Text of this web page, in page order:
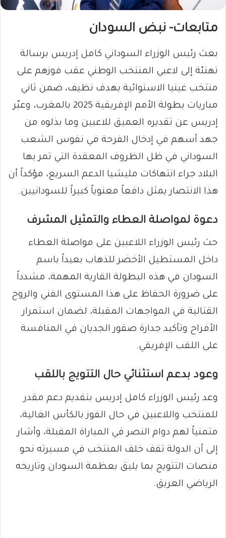
متابعات- نبض السودان
​بعث رئيس الوزراء السوداني كامل إدريس برسالة
تهنئة إلى لاعبي المنتخب الوطني عقب فوزهم على
منتخب غينيا الاستوائية بهدف نظيف، ضمن ثاني
مباريات بطولة الأمم الإفريقية 2025 بالمغرب، وعبّر
إدريس عن تقديره العميق للاعبين وما بذلوه من
جهد أسهم في إدخال الفرحة في نفوس الشعب
السوداني في ظل الظروف المعقدة التي تمر بها
البلاد جراء انتهاكات مليشيا الدعم السريع، مؤكداً أن
هذا الانتصار يمثل دافعاً معنوياً كبيراً للسودانيين.
​دعوة لمواصلة العطاء والتمثيل المشرف
​حث رئيس الوزراء اللاعبين على مواصلة العطاء
داخل المستطيل الأخضر للذهاب بعيداً باسم
السودان في هذه البطولة القارية المهمة، مشدداً
على ضرورة الحفاظ على هذا المستوى الفني والروح
القتالية في المواجهات المقبلة، لضمان استمرار
الأفراح وتأكيد جدارة صقور الجديان في المنافسة
على اللقب الإفريقي.
​وعود بدعم استثنائي حال التتويج باللقب
​وعد رئيس الوزراء كامل إدريس بتقديم دعم مقدر
للمنتخب واللاعبين في حال الفوز بالكأس الغالية،
متمنياً لهم دوام النصر في المباراة المقبلة، وأشار
إلى أن الدولة تقف خلف المنتخب في مسيرته نحو
منصات التتويج بما يليق بعظمة السودان وتاريخه
الرياضي العريق.